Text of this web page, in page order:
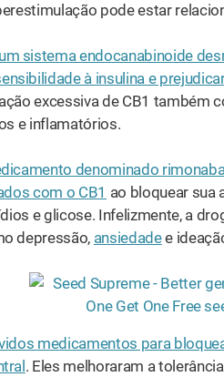
pode estar
um sistema endocanabinoide
à insulina e
excessiva de CB1 também
e inflamatórios.
denominado
com o CB1 ao bloquear sua
e glicose. Infelizmente, a
depressão, ansiedadee
medicamentos para
. Eles melhoraram a